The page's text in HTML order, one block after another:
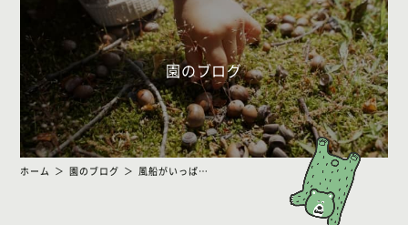
園のブログ
ホーム 園のブログ 風船がいっぱい